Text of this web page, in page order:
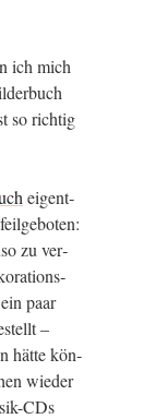
ich mich
so rich­tig
eigent­
zu ver­
paar
–
hät­te kön­
wie­der
CDs